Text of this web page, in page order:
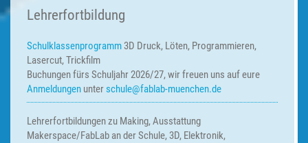
Lehrerfortbildung
Schulklassenprogramm3D Druck, Löten, Programmieren,
Lasercut, Trickfilm
Buchungen fürs Schuljahr 2026/27, wir freuen uns auf eure
Anmeldungen unter schule@fablab-muenchen.de
Lehrerfortbildungen zu Making,Ausstattung
Makerspace/FabLab an der Schule, 3D, Elektronik,